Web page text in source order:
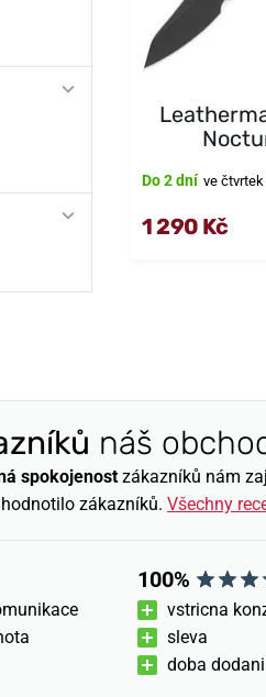
Do 2 dní ve čtvrtek
1 290 Kč
náš
spokojenostzákazníků nám
zákazníků. Všechny
100%
vstricna
sleva
doba dodani